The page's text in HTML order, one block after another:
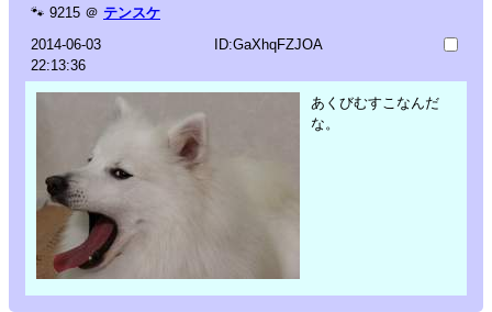
🐾 9215 ＠ テンスケ
2014-06-03
22:13:36
ID:GaXhqFZJOA
あくびむすこなんだ
な。